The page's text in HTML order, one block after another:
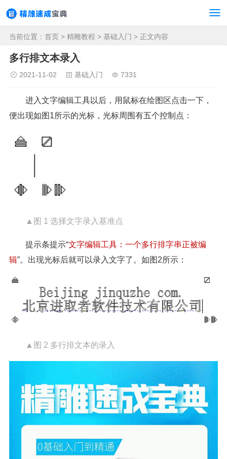
当前位置： 首页 > 精雕教程 > 基础入门 > 正文内容
多行排文本录入
2021-11-02 基础入门 7331
进入文字编辑工具以后，用鼠标在绘图区点击一下，
便出现如图1所示的光标，光标周围有五个控制点：
▲图 1 选择文字录入基准点
提示条提示“文字编辑工具：一个多行排字串正被编
辑”。出现光标后就可以录入文字了。如图2所示：
▲图 2 多行排文本的录入